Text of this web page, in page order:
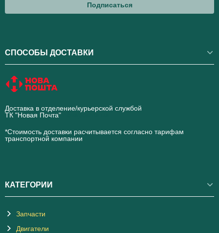
Подписаться
СПОСОБЫ ДОСТАВКИ
Доставка в отделение/курьерской службой
ТК "Новая Почта"
*Стоимость доставки расчитывается согласно тарифам
транспортной компании
КАТЕГОРИИ
Запчасти
Двигатели